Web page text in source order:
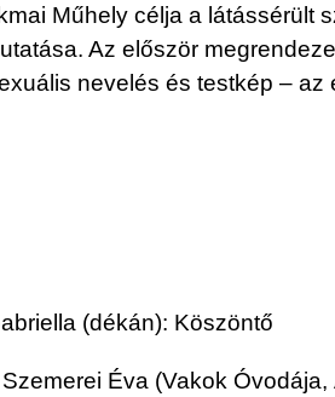
Műhely célja a látássérült
Az először
nevelés és testkép –
(dékán): Köszöntő
Éva (Vakok